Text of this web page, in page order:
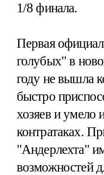
1/8 финала.
Первая
голубых" в
году не вышла
быстро
хозяев и умело
контратаках.
"Андерлехта"
возможностей